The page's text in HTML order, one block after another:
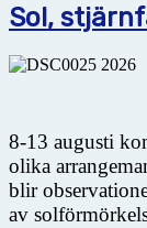
Sol,
8-13 augusti
olika
blir
av